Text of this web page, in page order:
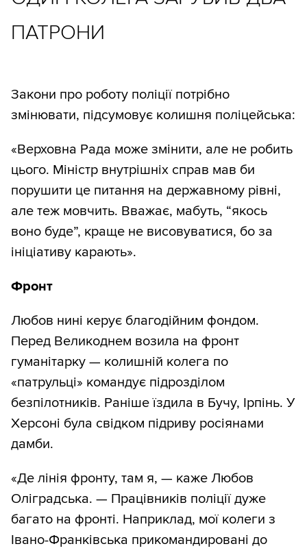
ПАТРОНИ
Закони про роботу поліції потрібно
змінювати, підсумовує колишня поліцейська:
«Верховна Рада може змінити, але не робить
цього. Міністр внутрішніх справ мав би
порушити це питання на державному рівні,
але теж мовчить. Вважає, мабуть, “якось
воно буде”, краще не висовуватися, бо за
ініціативу карають».
Фронт
Любов нині керує благодійним фондом.
Перед Великоднем возила на фронт
гуманітарку — колишній колега по
«патрульці» командує підрозділом
безпілотників. Раніше їздила в Бучу, Ірпінь. У
Херсоні була свідком підриву росіянами
дамби.
«Де лінія фронту, там я, — каже Любов
Оліградська. — Працівників поліції дуже
багато на фронті. Наприклад, мої колеги з
Івано-Франківська прикомандировані до